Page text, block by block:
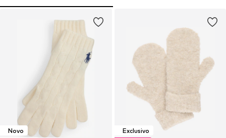
Novo
Exclusivo